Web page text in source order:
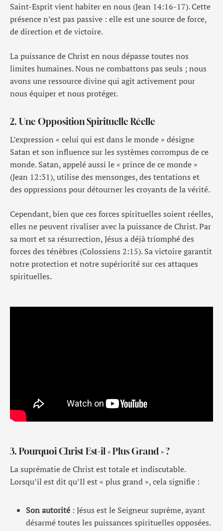
Saint-Esprit vient habiter en nous (Jean 14:16-17). Cette
présence n’est pas passive : elle est une source de force,
de direction et de victoire.
La puissance de Christ en nous dépasse toutes nos
limites humaines. Nous ne combattons pas seuls ; nous
avons une ressource divine qui agit activement pour
nous équiper et nous protéger.
2. Une Opposition Spirituelle Réelle
L’expression « celui qui est dans le monde » désigne
Satan et son influence sur les systèmes corrompus de ce
monde. Satan, appelé aussi le « prince de ce monde »
(Jean 12:31), utilise des mensonges, des tentations et
des oppressions pour détourner les croyants de la vérité.
Cependant, bien que ces forces spirituelles soient réelles,
elles ne peuvent rivaliser avec la puissance de Christ. Par
sa mort et sa résurrection, Jésus a déjà triomphé des
forces des ténèbres (Colossiens 2:15). Sa victoire garantit
notre protection et notre supériorité sur ces attaques
spirituelles.
3. Pourquoi Christ Est-il « Plus Grand » ?
La suprématie de Christ est totale et indiscutable.
Lorsqu’il est dit qu’Il est « plus grand », cela signifie :
Son autorité : Jésus est le Seigneur suprême, ayant
désarmé toutes les puissances spirituelles opposées.